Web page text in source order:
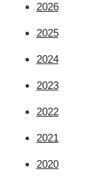
2026
2025
2024
2023
2022
2021
2020